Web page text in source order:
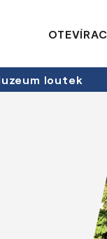
loutek